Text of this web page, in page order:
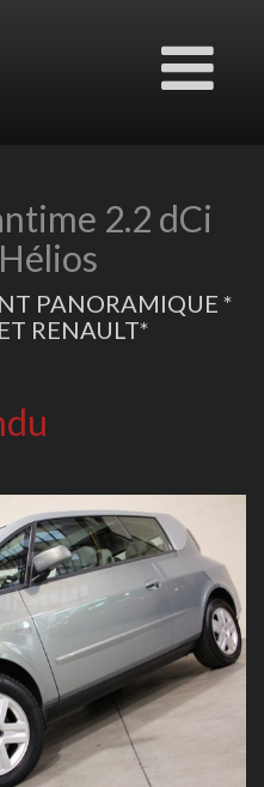
Ouvrir
le
2.2 dCi
PANORAMIQUE *
RENAULT*